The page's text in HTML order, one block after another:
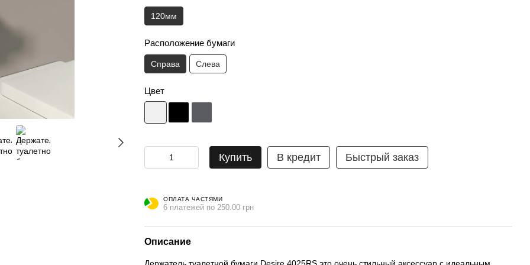
120мм
Расположение бумаги
Справа Слева
Цвет
Купить В кредит Быстрый заказ
ОПЛАТА ЧАСТЯМИ
6 платежей по 250.00 грн
Описание